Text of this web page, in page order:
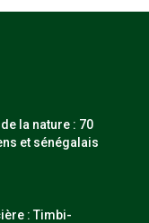
la nature : 70
et sénégalais
: Timbi-